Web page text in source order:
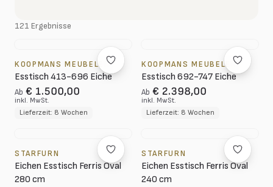
121 Ergebnisse
KOOPMANS MEUBELEN
Esstisch 413-696 Eiche
Ab € 1.500,00
inkl. MwSt.
Lieferzeit: 8 Wochen
KOOPMANS MEUBELEN
Esstisch 692-747 Eiche
Ab € 2.398,00
inkl. MwSt.
Lieferzeit: 8 Wochen
STARFURN
Eichen Esstisch Ferris Oval
280 cm
STARFURN
Eichen Esstisch Ferris Oval
240 cm